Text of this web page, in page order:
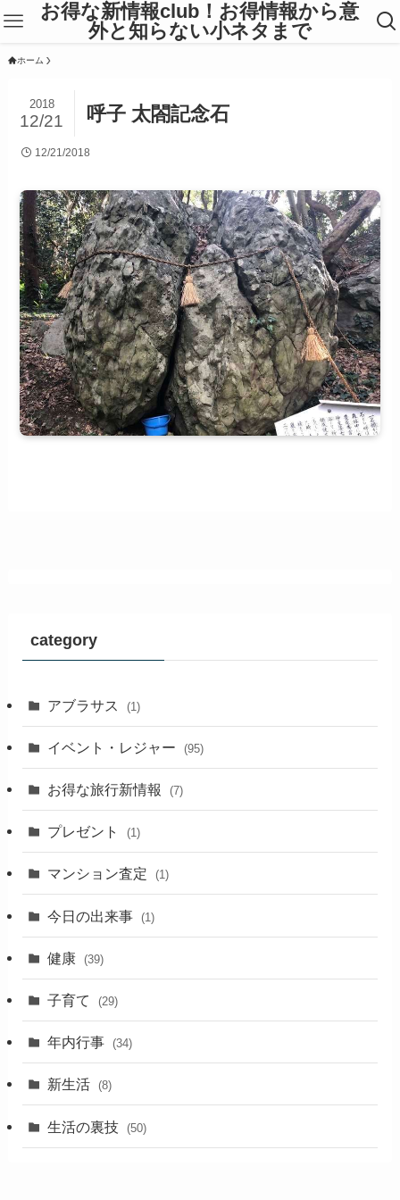
お得な新情報club！お得情報から意
外と知らない小ネタまで
ホーム
呼子 太閤記念石
2018
12/21
12/21/2018
category
アブラサス (1)
イベント・レジャー (95)
お得な旅行新情報 (7)
プレゼント (1)
マンション査定 (1)
今日の出来事 (1)
健康 (39)
子育て (29)
年内行事 (34)
新生活 (8)
生活の裏技 (50)